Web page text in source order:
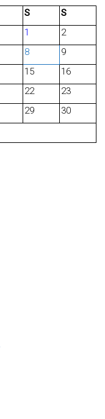
S
S
1
2
8
9
15
16
22
23
29
30